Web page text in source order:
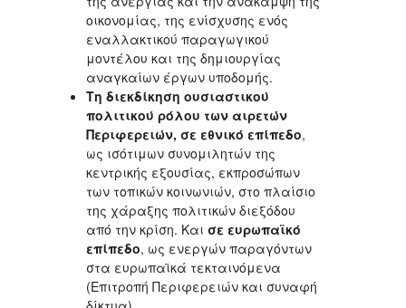
οικονομίας, της ενίσχυσης ενός
εναλλακτικού παραγωγικού
μοντέλου και της δημιουργίας
αναγκαίων έργων υποδομής.
Τη διεκδίκηση ουσιαστικού
πολιτικού ρόλου των αιρετών
Περιφερειών, σε εθνικό επίπεδο,
ως ισότιμων συνομιλητών της
κεντρικής εξουσίας, εκπροσώπων
των τοπικών κοινωνιών, στο πλαίσιο
της χάραξης πολιτικών διεξόδου
από την κρίση. Και σε ευρωπαϊκό
επίπεδο, ως ενεργών παραγόντων
στα ευρωπαϊκά τεκταινόμενα
(Επιτροπή Περιφερειών και συναφή